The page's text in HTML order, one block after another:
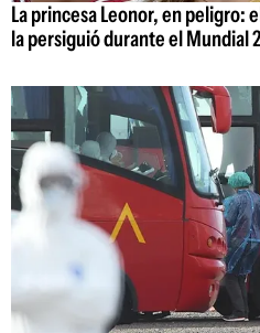
La princesa Leonor, en peligro:
la persiguió durante el Mundial